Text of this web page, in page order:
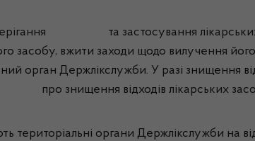
та застосування лікарських
засобу, вжити заходи щодо вилучення
орган Держлікслужби. У разі знищення
про знищення відходів лікарських
органи Держлікслужби на